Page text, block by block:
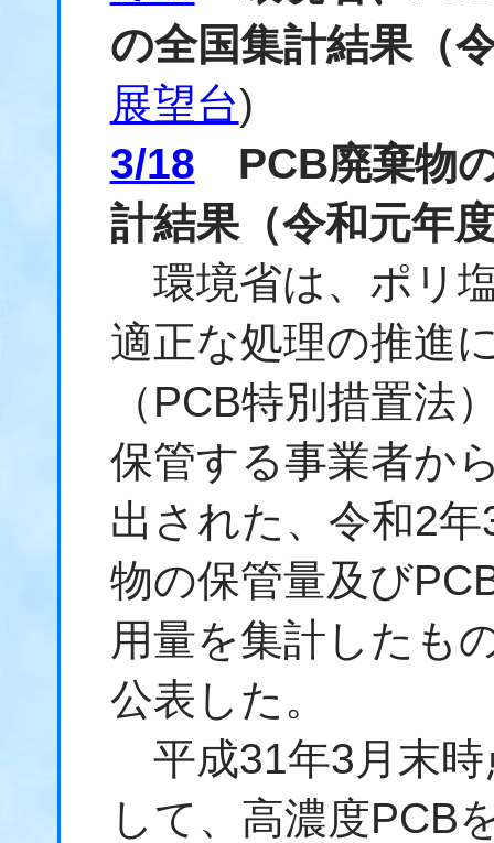
の全国集計結果（
展望台)
3/18 PCB廃棄物
計結果（令和元年
環境省は、 ポリ
適正な処理の推進
（ PCB特別措置法
保管する事業者か
出された、令和2
物の保管量及び
用量を集計したも
公表した。
平成31年3月末時
して、高濃度PCB